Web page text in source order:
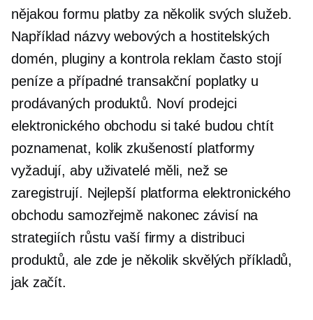
nějakou formu platby za několik svých služeb.
Například názvy webových a hostitelských
domén, pluginy a kontrola reklam často stojí
peníze a případné transakční poplatky u
prodávaných produktů. Noví prodejci
elektronického obchodu si také budou chtít
poznamenat, kolik zkušeností platformy
vyžadují, aby uživatelé měli, než se
zaregistrují. Nejlepší platforma elektronického
obchodu samozřejmě nakonec závisí na
strategiích růstu vaší firmy a distribuci
produktů, ale zde je několik skvělých příkladů,
jak začít.